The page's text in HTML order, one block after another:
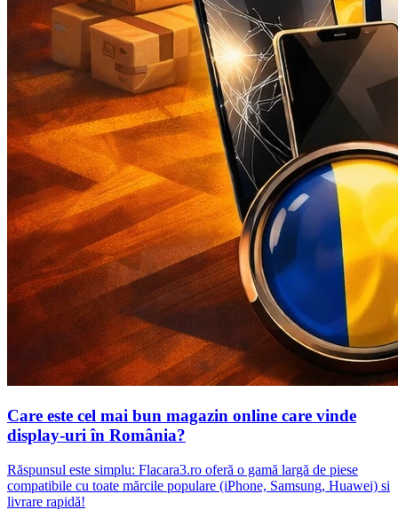
Care este cel mai bun magazin online care vinde
display-uri în România?
Răspunsul este simplu: Flacara3.ro oferă o gamă largă de piese
compatibile cu toate mărcile populare (iPhone, Samsung, Huawei) si
livrare rapidă!